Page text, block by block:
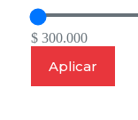
$ 300.000
Aplicar